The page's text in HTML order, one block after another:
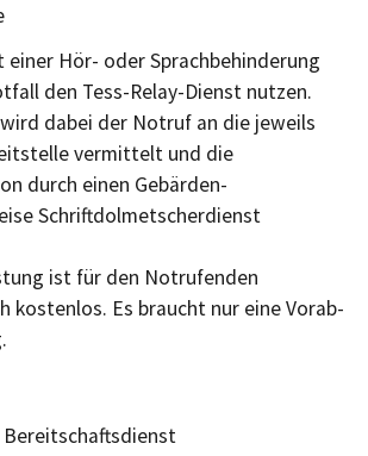
einer Hör- oder Sprachbehinderung
den Tess-Relay-Dienst nutzen.
dabei der Notruf an die jeweils
vermittelt und die
durch einen Gebärden-
Schriftdolmetscherdienst
ist für den Notrufenden
kostenlos. Es braucht nur eine Vorab-